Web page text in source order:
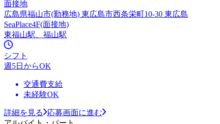
面接地
広島県福山市(勤務地) 東広島市西条栄町10-30 東広島
SeaPlace4F(面接地)
東福山駅、福山駅
シフト
週5日からOK
交通費支給
未経験OK
詳細を見る
応募画面に進む